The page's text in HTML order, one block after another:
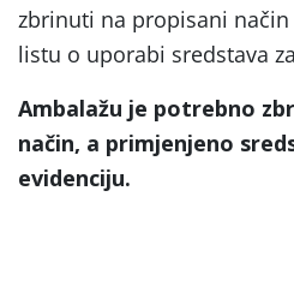
zbrinuti na propisani
listu o uporabi sredstava
Ambalažu je potrebno
način, a primjenjeno
evidenciju.